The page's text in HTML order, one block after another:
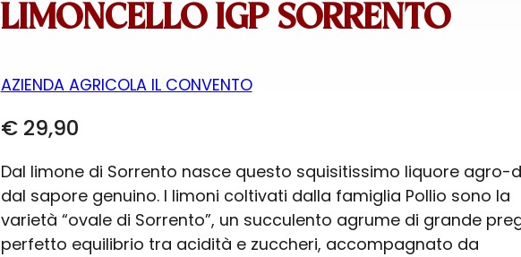
LIMONCELLO IGP SORRENTO
AZIENDA AGRICOLA IL CONVENTO
€29,90
Dal limone di Sorrento nasce questo squisitissimo liquore agro-
dal sapore genuino. I limoni coltivati dalla famiglia Pollio sono la
varietà “ovale di Sorrento”, un succulento agrume di grande
perfetto equilibrio tra acidità e zuccheri, accompagnato da